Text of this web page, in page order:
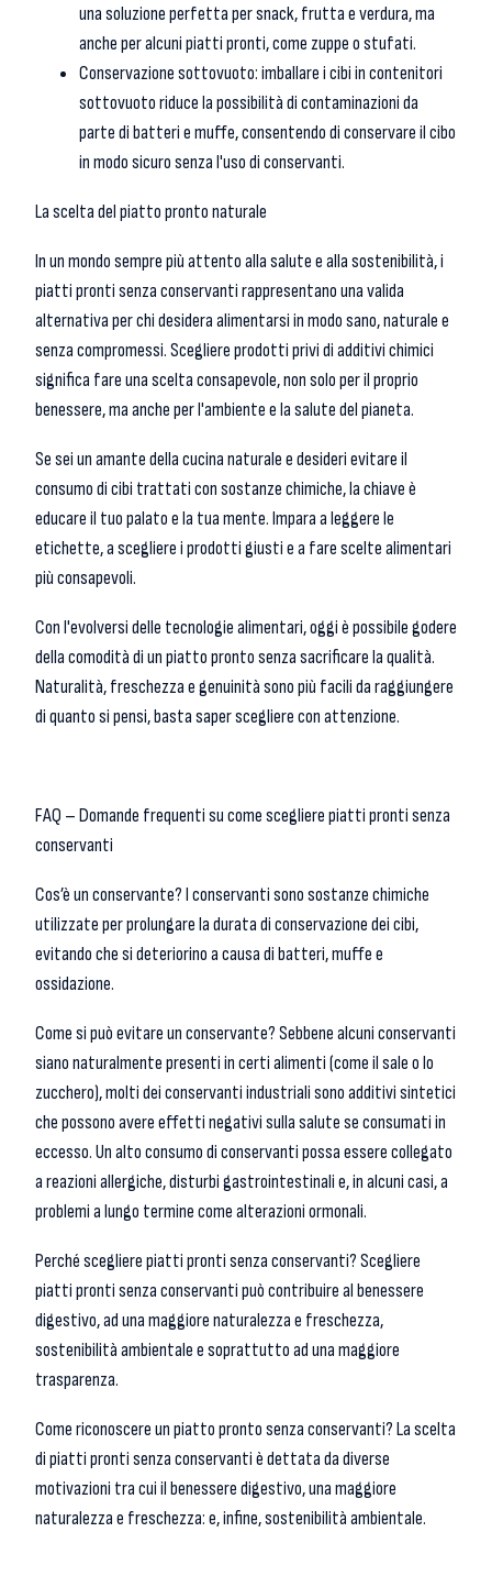
una soluzione perfetta per snack, frutta e verdura, ma
anche per alcuni piatti pronti, come zuppe o stufati.
Conservazione sottovuoto: imballare i cibi in contenitori
sottovuoto riduce la possibilità di contaminazioni da
parte di batteri e muffe, consentendo di conservare il cibo
in modo sicuro senza l'uso di conservanti.
La scelta del piatto pronto naturale
In un mondo sempre più attento alla salute e alla sostenibilità, i
piatti pronti senza conservanti rappresentano una valida
alternativa per chi desidera alimentarsi in modo sano, naturale e
senza compromessi. Scegliere prodotti privi di additivi chimici
significa fare una scelta consapevole, non solo per il proprio
benessere, ma anche per l'ambiente e la salute del pianeta.
Se sei un amante della cucina naturale e desideri evitare il
consumo di cibi trattati con sostanze chimiche, la chiave è
educare il tuo palato e la tua mente. Impara a leggere le
etichette, a scegliere i prodotti giusti e a fare scelte alimentari
più consapevoli.
Con l'evolversi delle tecnologie alimentari, oggi è possibile godere
della comodità di un piatto pronto senza sacrificare la qualità.
Naturalità, freschezza e genuinità sono più facili da raggiungere
di quanto si pensi, basta saper scegliere con attenzione.
FAQ – Domande frequenti su come scegliere piatti pronti senza
conservanti
Cos’è un conservante?I conservanti sono sostanze chimiche
utilizzate per prolungare la durata di conservazione dei cibi,
evitando che si deteriorino a causa di batteri, muffe e
ossidazione.
Come si può evitare un conservante? Sebbene alcuni conservanti
siano naturalmente presenti in certi alimenti (come il sale o lo
zucchero), molti dei conservanti industriali sono additivi sintetici
che possono avere effetti negativi sulla salute se consumati in
eccesso. Un alto consumo di conservanti possa essere collegato
a reazioni allergiche, disturbi gastrointestinali e, in alcuni casi, a
problemi a lungo termine come alterazioni ormonali.
Perché scegliere piatti pronti senza conservanti? Scegliere
piatti pronti senza conservanti può contribuire al benessere
digestivo, ad una maggiore naturalezza e freschezza,
sostenibilità ambientale e soprattutto ad una maggiore
trasparenza.
Come riconoscere un piatto pronto senza conservanti? La scelta
di piatti pronti senza conservanti è dettata da diverse
motivazioni tra cui il benessere digestivo, una maggiore
naturalezza e freschezza: e, infine, sostenibilità ambientale.